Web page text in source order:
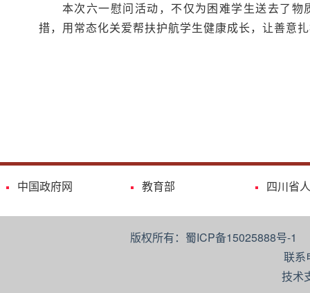
本次六一慰问活动，不仅为困难学生送去了
措，用常态化关爱帮扶护航学生健康成长，让善意
中国政府网 教育部 四川省
版权所有：蜀ICP备15025888号-
联系
技术